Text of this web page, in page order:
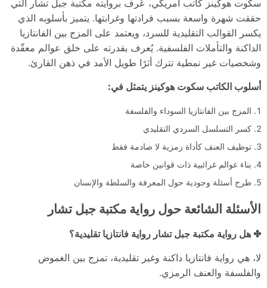
سكوت هوكينز كاتب أمريكي، عُرف بروايته مكتبة جبل تشار التي
حققت شهرة واسعة بسبب فرادتها وغرابتها. يتميز بأسلوبه الذي
يكسر القوالب التقليدية للسرد، ويعتمد على المزج بين الفانتازيا
الداكنة والتأملات الفلسفية. يُعرف بقدرته على خلق عوالم معقّدة
وشخصيات غير نمطية تترك أثرًا طويل الأمد في ذهن القارئ.
أسلوب الكاتب سكوت هوكينز يتمثل في:
المزج بين الفانتازيا السوداء والفلسفة
كسر التسلسل السردي التقليدي
توظيف العنف كأداة رمزية لا صادمة فقط
بناء عوالم غرائبية ذات قوانين خاصة
طرح أسئلة وجودية حول المعرفة والسلطة والإنسان
الأسئلة الشائعة حول رواية مكتبة جبل تشار
✤ هل رواية مكتبة جبل تشار رواية فانتازيا تقليدية؟
لا، هي رواية فانتازيا داكنة وغير تقليدية، تمزج بين الغموض
والفلسفة والعنف الرمزي.